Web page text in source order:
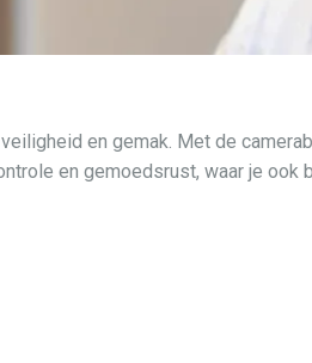
en gemak. Met de
en gemoedsrust, waar je